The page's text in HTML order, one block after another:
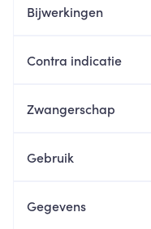
Bijwerkingen
Contra indicatie
Zwangerschap
Gebruik
Gegevens